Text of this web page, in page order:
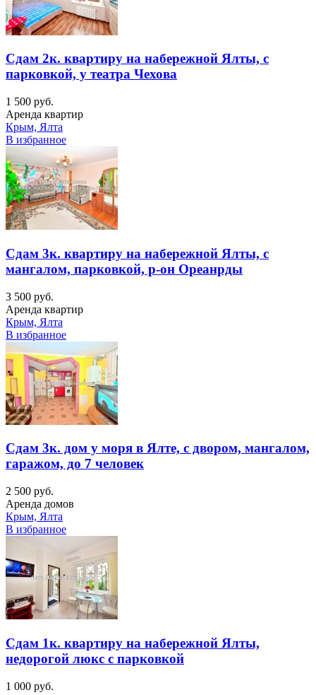
Сдам 2к. квартиру на набережной Ялты, с
парковкой, у театра Чехова
1 500 руб.
Аренда квартир
Крым, Ялта
В избранное
Сдам 3к. квартиру на набережной Ялты, с
мангалом, парковкой, р-он Ореанрды
3 500 руб.
Аренда квартир
Крым, Ялта
В избранное
Сдам 3к. дом у моря в Ялте, с двором, мангалом,
гаражом, до 7 человек
2 500 руб.
Аренда домов
Крым, Ялта
В избранное
Сдам 1к. квартиру на набережной Ялты,
недорогой люкс с парковкой
1 000 руб.